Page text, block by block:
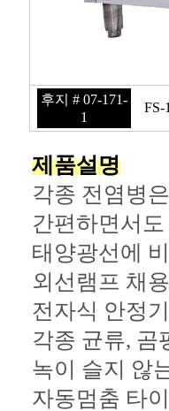
후지 # 07-171-
1
FS-
제품설명
각종 전염병
간편하면서
태양광선에
외선램프 채용
전자식 안정
각종 균류, 곰
녹이 슬지 않
자동멈춤 타